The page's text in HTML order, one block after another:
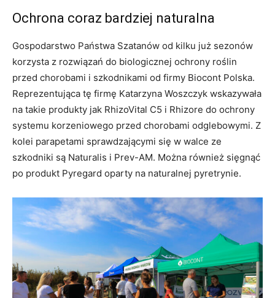
Ochrona coraz bardziej naturalna
Gospodarstwo Państwa Szatanów od kilku już sezonów
korzysta z rozwiązań do biologicznej ochrony roślin
przed chorobami i szkodnikami od firmy Biocont Polska.
Reprezentująca tę firmę Katarzyna Woszczyk wskazywała
na takie produkty jak RhizoVital C5 i Rhizore do ochrony
systemu korzeniowego przed chorobami odglebowymi. Z
kolei parapetami sprawdzającymi się w walce ze
szkodniki są Naturalis i Prev-AM. Można również sięgnąć
po produkt Pyregard oparty na naturalnej pyretrynie.